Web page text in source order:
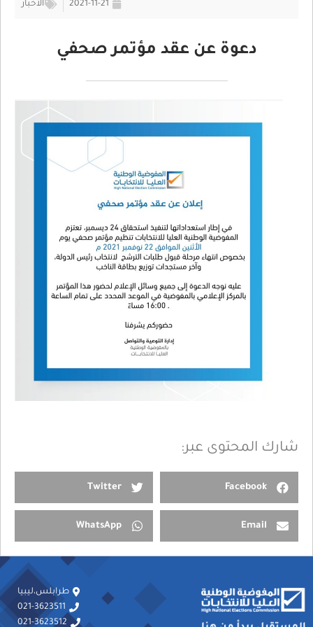
2021-11-21 الأخبار
دعوة عن عقد مؤتمر صحفي
شارك المحتوى عبر:
Facebook
Twitter
Email
WhatsApp
طرابلس،ليبيا
021-3623511
021-3623512